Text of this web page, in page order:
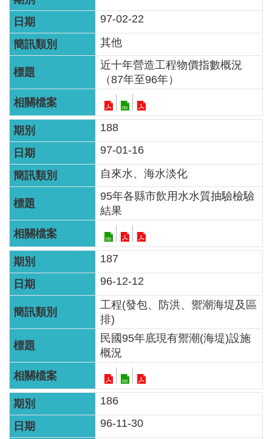
97-02-22
其他
近十年營造工程物價指數概況
（87年至96年）
188
97-01-16
自來水、海水淡化
95年各縣市飲用水水質抽驗檢驗
結果
187
96-12-12
工程(發包、防洪、禦潮海堤及區
排)
民國95年底現有禦潮(海堤)設施
概況
186
96-11-30